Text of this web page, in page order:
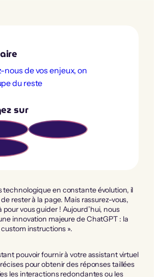
technologique en constante évolution, il
rester à la page. Mais rassurez-vous,
pour vous guider ! Aujourd’hui, nous
innovation majeure de ChatGPT : la
instructions ».
pouvoir fournir à votre assistant virtuel
pour obtenir des réponses taillées
les interactions redondantes ou les
nous de vos enjeux, on
du reste
sur